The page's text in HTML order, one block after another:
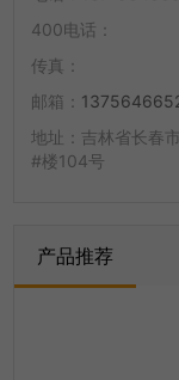
400电话：
传真：
邮箱：
地址：吉林省长春
#楼104号
产品推荐